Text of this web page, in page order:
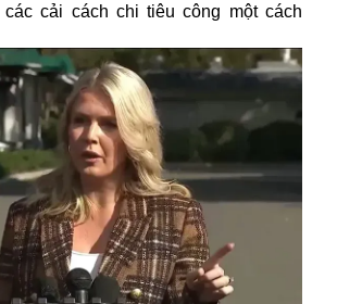
cải cách chi tiêu công một cách